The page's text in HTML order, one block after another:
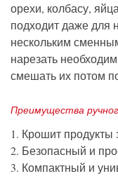
орехи, колбасу,
подходит даже для
нескольким
нарезать
смешать их потом
Преимущества
1. Крошит продукты
2. Безопасный и
3. Компактный и